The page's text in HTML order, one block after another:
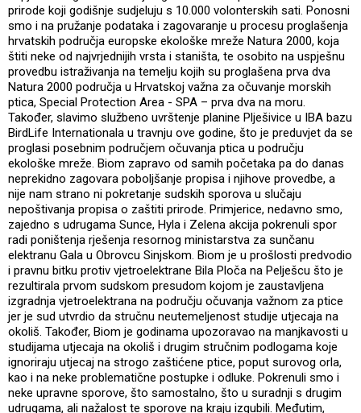
prirode koji godišnje sudjeluju s 10.000 volonterskih sati. Ponosni
smo i na pružanje podataka i zagovaranje u procesu proglašenja
hrvatskih područja europske ekološke mreže Natura 2000, koja
štiti neke od najvrjednijih vrsta i staništa, te osobito na uspješnu
provedbu istraživanja na temelju kojih su proglašena prva dva
Natura 2000 područja u Hrvatskoj važna za očuvanje morskih
ptica, Special Protection Area - SPA – prva dva na moru.
Također, slavimo službeno uvrštenje planine Plješivice u IBA bazu
BirdLife Internationala u travnju ove godine, što je preduvjet da se
proglasi posebnim područjem očuvanja ptica u području
ekološke mreže. Biom zapravo od samih početaka pa do danas
neprekidno zagovara poboljšanje propisa i njihove provedbe, a
nije nam strano ni pokretanje sudskih sporova u slučaju
nepoštivanja propisa o zaštiti prirode. Primjerice, nedavno smo,
zajedno s udrugama Sunce, Hyla i Zelena akcija pokrenuli spor
radi poništenja rješenja resornog ministarstva za sunčanu
elektranu Gala u Obrovcu Sinjskom. Biom je u prošlosti predvodio
i pravnu bitku protiv vjetroelektrane Bila Ploča na Pelješcu što je
rezultirala prvom sudskom presudom kojom je zaustavljena
izgradnja vjetroelektrana na području očuvanja važnom za ptice
jer je sud utvrdio da stručnu neutemeljenost studije utjecaja na
okoliš. Također, Biom je godinama upozoravao na manjkavosti u
studijama utjecaja na okoliš i drugim stručnim podlogama koje
ignoriraju utjecaj na strogo zaštićene ptice, poput surovog orla,
kao i na neke problematične postupke i odluke. Pokrenuli smo i
neke upravne sporove, što samostalno, što u suradnji s drugim
udrugama, ali nažalost te sporove na kraju izgubili. Međutim,